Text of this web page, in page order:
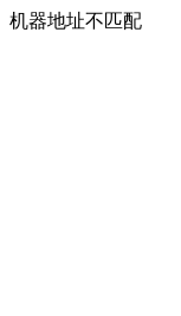
机器地址不匹配